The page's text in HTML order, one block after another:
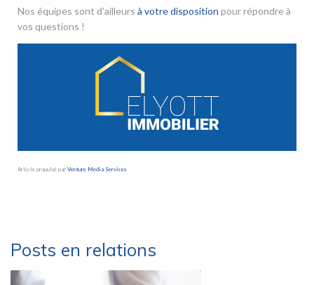
Nos équipes sont d’ailleurs à votre disposition pour répondre à
vos questions !
Article propulsé par Venture Media Services
Posts en relations